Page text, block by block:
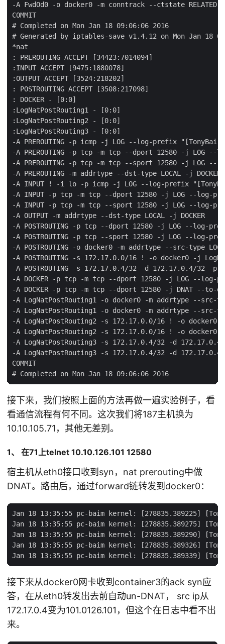
-A FwdOd0 -o docker0 -m conntrack --ctstate
COMMIT
# Completed on Mon Jan 18 09:06:06 2016
# Generated by iptables-save v1.4.12 on Mon Jan 18
*nat
: PREROUTING ACCEPT [34423:7014094]
:INPUT ACCEPT [9475:1880078]
:OUTPUT ACCEPT [3524:218202]
: POSTROUTING ACCEPT [3508:217098]
: DOCKER - [0:0]
:LogNatPostRouting1 - [0:0]
:LogNatPostRouting2 - [0:0]
:LogNatPostRouting3 - [0:0]
-A PREROUTING -p icmp -j LOG --log-prefix
-A PREROUTING -p tcp -m tcp --dport 12580 -j
-A PREROUTING -p tcp -m tcp --sport 12580 -j
-A PREROUTING -m addrtype --dst-type LOCAL -j DOCKER
-A INPUT ! -i lo -p icmp -j LOG --log-prefix
-A INPUT -p tcp -m tcp --dport 12580 -j LOG --log-
-A INPUT -p tcp -m tcp --sport 12580 -j LOG --log-
-A OUTPUT -m addrtype --dst-type LOCAL -j DOCKER
-A POSTROUTING -p tcp --dport 12580 -j LOG --
-A POSTROUTING -p tcp --sport 12580 -j LOG --log-
-A POSTROUTING -o docker0 -m addrtype --src-type
-A POSTROUTING -s 172.17.0.0/16 ! -o docker0 -j
-A POSTROUTING -s 172.17.0.4/32 -d 172.17.0.4/32
-A DOCKER -p tcp -m tcp --dport 12580 -j LOG --
-A DOCKER -p tcp -m tcp --dport 12580 -j DNAT --to-
-A LogNatPostRouting1 -o docker0 -m addrtype --
-A LogNatPostRouting1 -o docker0 -m addrtype --src-type
-A LogNatPostRouting2 -s 172.17.0.0/16 ! -o
-A LogNatPostRouting2 -s 172.17.0.0/16 ! -o docker0 -j
-A LogNatPostRouting3 -s 172.17.0.4/32 -d
-A LogNatPostRouting3 -s 172.17.0.4/32 -d
COMMIT
接下来，我们按照上面的方法再做一遍实验例子，看
看通信流程有何不同。这次我们将187主机换为
10.10.105.71，其他无差别。
1、 在71上telnet 10.10.126.101 12580
宿主机从eth0接口收到syn，nat prerouting中做
DNAT。路由后，通过forward链转发到docker0：
Jan 18 13:35:55 pc-baim kernel: [278835.389225] [TonyBai]-
Jan 18 13:35:55 pc-baim kernel: [278835.389275]
Jan 18 13:35:55 pc-baim kernel: [278835.389290]
Jan 18 13:35:55 pc-baim kernel: [278835.389326] [TonyBai]-
接下来从docker0网卡收到container3的ack syn应
答，在从eth0转发出去前自动un-DNAT， src ip从
172.17.0.4变为101.0126.101，但这个在日志中看不出
来。